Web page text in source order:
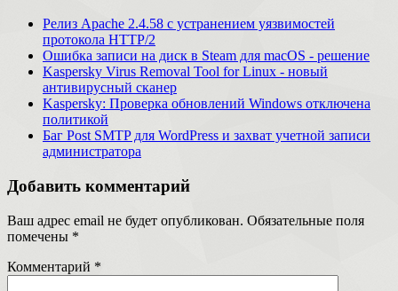
Релиз Apache 2.4.58 с устранением уязвимостей
протокола HTTP/2
Ошибка записи на диск в Steam для macOS - решение
Kaspersky Virus Removal Tool for Linux - новый
антивирусный сканер
Kaspersky: Проверка обновлений Windows отключена
политикой
Баг Post SMTP для WordPress и захват учетной записи
администратора
Добавить комментарий
Ваш адрес email не будет опубликован. Обязательные поля
помечены *
Комментарий *